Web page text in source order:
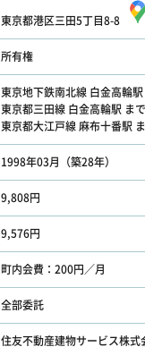
東京都港区三田5丁目8-8
所有権
東京地下鉄南北線 白金高輪
東京都三田線 白金高輪駅 ま
東京都大江戸線 麻布十番駅
1998年03月（築28年）
9,808円
9,576円
町内会費：200円／月
全部委託
住友不動産建物サービス株式